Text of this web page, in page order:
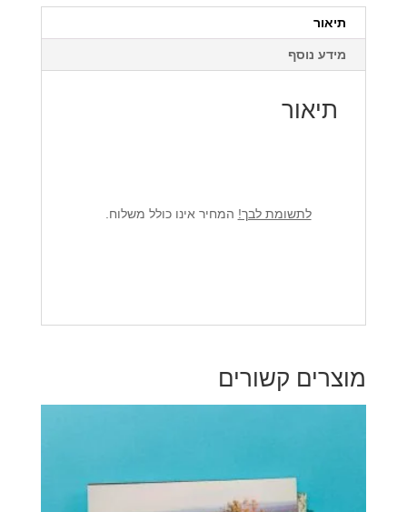
תיאור
מידע נוסף
תיאור
לתשומת לבך! המחיר אינו כולל משלוח.
מוצרים קשורים